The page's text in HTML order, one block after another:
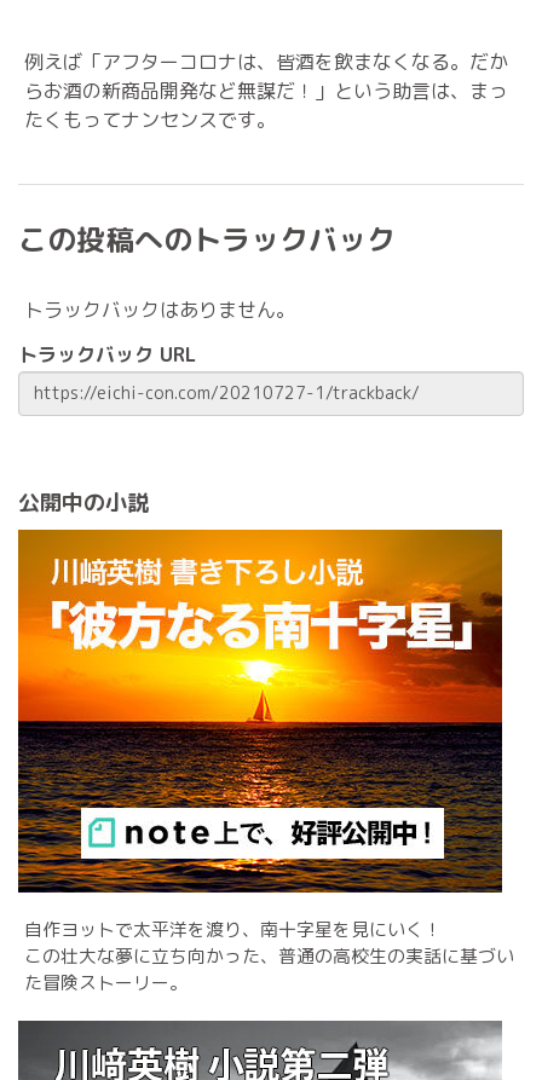
例えば「アフターコロナは、皆酒を飲まなくなる。だか
らお酒の新商品開発など無謀だ！」という助言は、まっ
たくもってナンセンスです。
この投稿へのトラックバック
トラックバックはありません。
トラックバック URL
公開中の小説
自作ヨットで太平洋を渡り、南十字星を見にいく！
この壮大な夢に立ち向かった、普通の高校生の実話に基づい
た冒険ストーリー。